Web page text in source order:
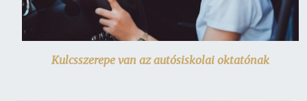
Kulcsszerepe van az autósiskolai oktatónak